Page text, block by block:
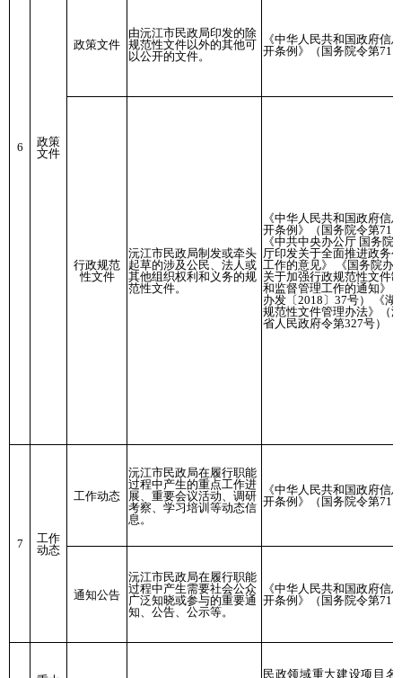
6
政策
文件
政策文件
由沅江市民政局印发的除
规范性文件以外的其他可
以公开的文件。
《中华人民共和国政府信
开条例》（国务院令第711
行政规范
性文件
沅江市民政局制发或牵头
起草的涉及公民、法人或
其他组织权利和义务的规
范性文件。
《中华人民共和国政府信
开条例》（国务院令第711
《中共中央办公厅 国务院
厅印发关于全面推进政务
工作的意见》 《国务院办
关于加强行政规范性文件
和监督管理工作的通知》
办发〔2018〕37号） 《湖
规范性文件管理办法》（
省人民政府令第327号）
7
工作
动态
工作动态
沅江市民政局在履行职能
过程中产生的重点工作进
展、重要会议活动、调研
考察、学习培训等动态信
息。
《中华人民共和国政府信
开条例》（国务院令第711
通知公告
沅江市民政局在履行职能
过程中产生需要社会公众
广泛知晓或参与的重要通
知、公告、公示等。
《中华人民共和国政府信
开条例》（国务院令第711
民政领域重大建设项目名